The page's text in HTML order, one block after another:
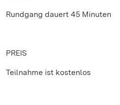
Rundgang dauert 45 Minuten
PREIS
Teilnahme ist kostenlos